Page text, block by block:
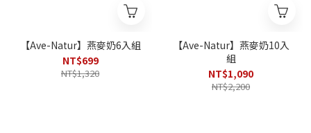
【Ave-Natur】燕麥奶6入組
NT$699
NT$1,320
【Ave-Natur】燕麥奶10入
組
NT$1,090
NT$2,200